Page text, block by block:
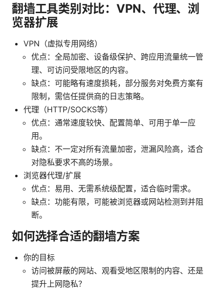
翻墙工具类别对比：VPN、代理、浏
览器扩展
VPN（虚拟专用网络）
优点：全局加密、设备级保护、跨应用流量统一管
理、可访问受限地区的内容。
缺点：可能略有速度损耗，部分服务对免费方案有
限制，需信任提供商的日志策略。
代理（HTTP/SOCKS等）
优点：通常速度较快、配置简单、可用于单一应
用。
缺点：不一定对所有流量加密，泄漏风险高，适合
对隐私要求不高的场景。
浏览器代理/扩展
优点：易用、无需系统级配置，适合临时需求。
缺点：功能有限，可能被浏览器或网站检测到并阻
断。
如何选择合适的翻墙方案
你的目标
访问被屏蔽的网站、观看受地区限制的内容、还是
提升上网隐私？